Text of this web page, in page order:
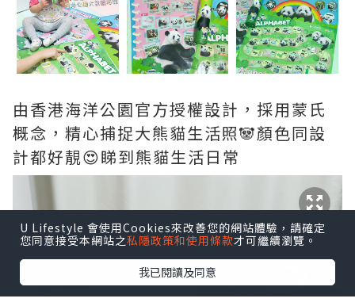
由香港海洋公園官方授權設計，採用蒙氏
概念，精心捕捉大熊貓生活照🐼顏色同設
計都好靚😍睇到熊貓生活日常
U Lifestyle 會使用Cookies來改善您的網站體驗，請確定
您同意接受本網站之私隱政策和使用條款才可繼續瀏覽。
我已閱讀及同意